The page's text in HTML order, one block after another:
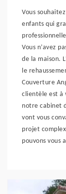
Vous
enfants qui
Vous n’avez
de la maison.
le
Couverture
clientèle est à
notre cabinet
vont vous
projet
pouvons vous